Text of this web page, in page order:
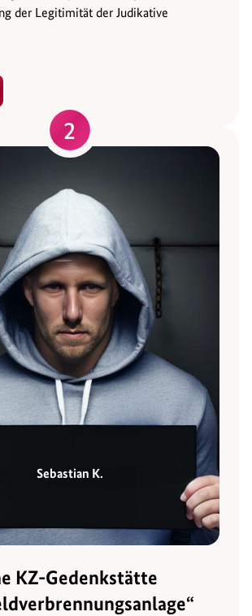
der Legitimität der Judikative
2
Sebastian K.
KZ-Gedenkstätte